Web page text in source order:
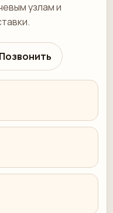
узлам и
Позвонить